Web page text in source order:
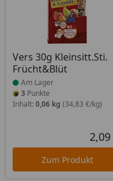
Vers 30g Kleinsitt.Sti.
Frücht&Blüt
Produkt am Lager
Am Lager
3 Punkte
Inhalt: 0,06 kg (34,83 €/kg)
Zum Produkt